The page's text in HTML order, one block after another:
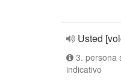
Usted
3. persona
indicativo